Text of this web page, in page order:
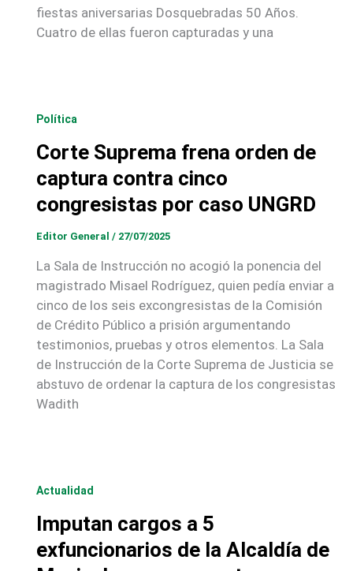
fiestas aniversarias Dosquebradas 50 Años.
Cuatro de ellas fueron capturadas y una
Política
Corte Suprema frena orden de
captura contra cinco
congresistas por caso UNGRD
Editor General / 27/07/2025
La Sala de Instrucción no acogió la ponencia del
magistrado Misael Rodríguez, quien pedía enviar a
cinco de los seis excongresistas de la Comisión
de Crédito Público a prisión argumentando
testimonios, pruebas y otros elementos. La Sala
de Instrucción de la Corte Suprema de Justicia se
abstuvo de ordenar la captura de los congresistas
Wadith
Actualidad
Imputan cargos a 5
exfuncionarios de la Alcaldía de